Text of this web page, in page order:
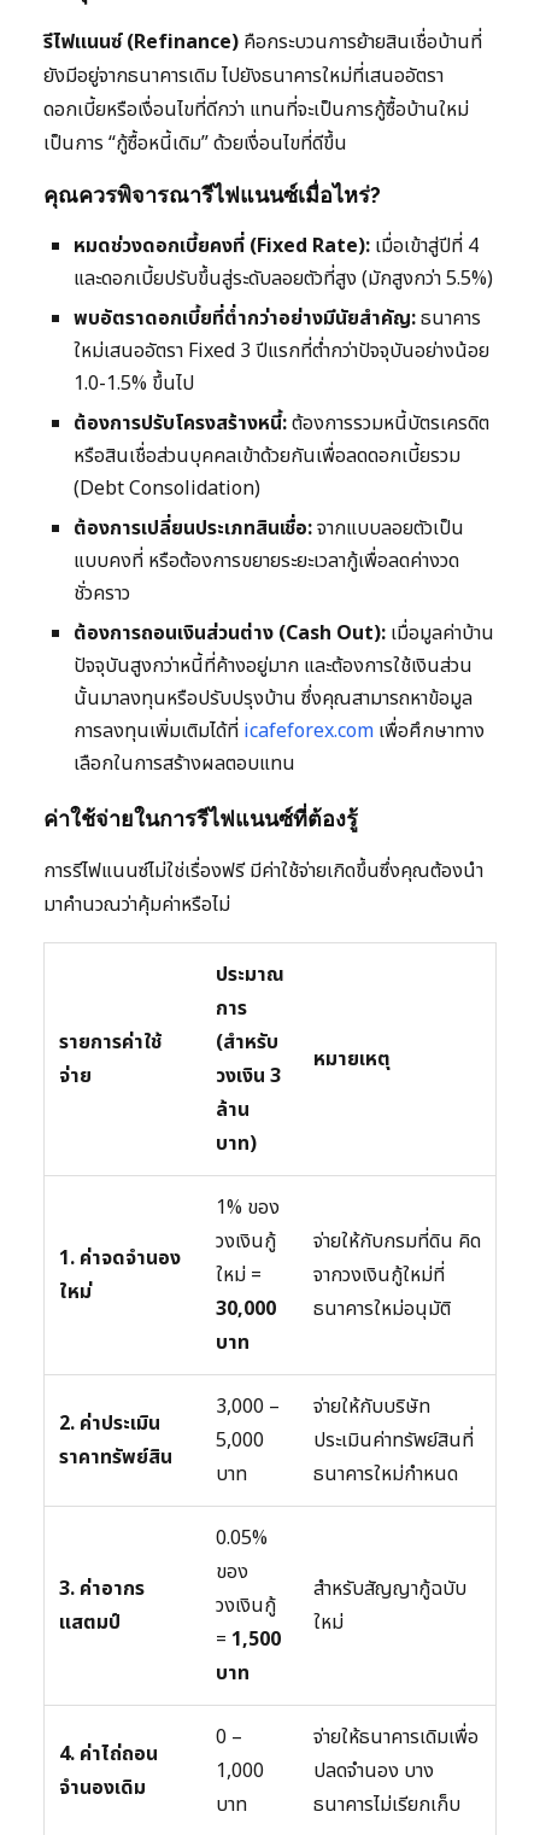
รีไฟแนนซ์ (Refinance) คือกระบวนการย้ายสินเชื่อบ้านที่
ยังมีอยู่จากธนาคารเดิม ไปยังธนาคารใหม่ที่เสนออัตรา
ดอกเบี้ยหรือเงื่อนไขที่ดีกว่า แทนที่จะเป็นการกู้ซื้อบ้านใหม่
เป็นการ “กู้ซื้อหนี้เดิม” ด้วยเงื่อนไขที่ดีขึ้น
คุณควรพิจารณารีไฟแนนซ์เมื่อไหร่?
หมดช่วงดอกเบี้ยคงที่ (Fixed Rate): เมื่อเข้าสู่ปีที่ 4
และดอกเบี้ยปรับขึ้นสู่ระดับลอยตัวที่สูง (มักสูงกว่า 5.5%)
พบอัตราดอกเบี้ยที่ต่ำกว่าอย่างมีนัยสำคัญ:ธนาคาร
ใหม่เสนออัตรา Fixed 3 ปีแรกที่ต่ำกว่าปัจจุบันอย่างน้อย
1.0-1.5% ขึ้นไป
ต้องการปรับโครงสร้างหนี้:ต้องการรวมหนี้บัตรเครดิต
หรือสินเชื่อส่วนบุคคลเข้าด้วยกันเพื่อลดดอกเบี้ยรวม
(Debt Consolidation)
ต้องการเปลี่ยนประเภทสินเชื่อ:จากแบบลอยตัวเป็น
แบบคงที่ หรือต้องการขยายระยะเวลากู้เพื่อลดค่างวด
ชั่วคราว
ต้องการถอนเงินส่วนต่าง (Cash Out): เมื่อมูลค่าบ้าน
ปัจจุบันสูงกว่าหนี้ที่ค้างอยู่มาก และต้องการใช้เงินส่วน
นั้นมาลงทุนหรือปรับปรุงบ้าน ซึ่งคุณสามารถหาข้อมูล
การลงทุนเพิ่มเติมได้ที่ icafeforex.com เพื่อศึกษาทาง
เลือกในการสร้างผลตอบแทน
ค่าใช้จ่ายในการรีไฟแนนซ์ที่ต้องรู้
การรีไฟแนนซ์ไม่ใช่เรื่องฟรี มีค่าใช้จ่ายเกิดขึ้นซึ่งคุณต้องนำ
มาคำนวณว่าคุ้มค่าหรือไม่
รายการค่าใช้
จ่าย
ประมาณ
การ
(สำหรับ
วงเงิน 3
ล้าน
บาท)
หมายเหตุ
1. ค่าจดจำนอง
ใหม่
1% ของ
วงเงินกู้
ใหม่ =
30,000
บาท
จ่ายให้กับกรมที่ดิน คิด
จากวงเงินกู้ใหม่ที่
ธนาคารใหม่อนุมัติ
2. ค่าประเมิน
ราคาทรัพย์สิน
3,000 –
5,000
บาท
จ่ายให้กับบริษัท
ประเมินค่าทรัพย์สินที่
ธนาคารใหม่กำหนด
3. ค่าอากร
แสตมป์
0.05%
ของ
วงเงินกู้
= 1,500
บาท
สำหรับสัญญากู้ฉบับ
ใหม่
4. ค่าไถ่ถอน
จำนองเดิม
0 –
1,000
บาท
จ่ายให้ธนาคารเดิมเพื่อ
ปลดจำนอง บาง
ธนาคารไม่เรียกเก็บ